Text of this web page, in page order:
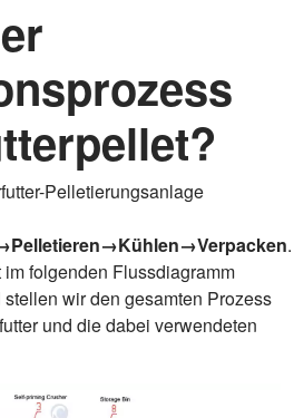
Pelletierungsanlage
.
folgenden Flussdiagramm
wir den gesamten Prozess
und die dabei verwendeten